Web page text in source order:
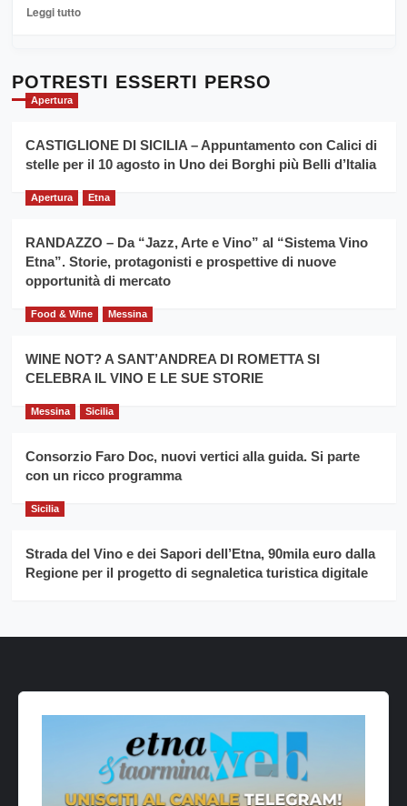
Sicilia
l’
evento
la
filiera
grano
Leggi tuttoLeggi
Cronoscalata
per
il
anno
Franco
Caruso
POTRESTI ESSERTI PERSO
Apertura
CASTIGLIONE DI SICILIA – Appuntamento con Calici di
stelle per il 10 agosto in Uno dei Borghi più Belli d’Italia
Apertura Etna
RANDAZZO – Da “Jazz, Arte e Vino” al “Sistema Vino
Etna”. Storie, protagonisti e prospettive di nuove
opportunità di mercato
Food & Wine Messina
WINE NOT? A SANT’ANDREA DI ROMETTA SI
CELEBRA IL VINO E LE SUE STORIE
Messina Sicilia
Consorzio Faro Doc, nuovi vertici alla guida. Si parte
con un ricco programma
Sicilia
Strada del Vino e dei Sapori dell’Etna, 90mila euro dalla
Regione per il progetto di segnaletica turistica digitale